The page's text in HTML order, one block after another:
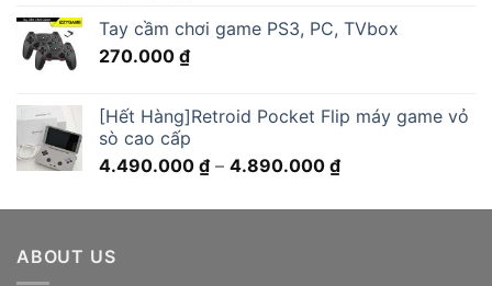
5 sao
Tay cầm chơi game PS3, PC, TVbox
270.000 ₫
[Hết Hàng]Retroid Pocket Flip máy game vỏ
sò cao cấp
4.490.000 ₫ – 4.890.000 ₫Khoảng
từ
ABOUT US